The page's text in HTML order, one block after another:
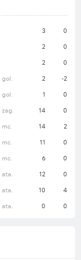
3 0
2 0
2 0
gol. 2 -2
gol. 1 0
zag. 14 0
mc. 14 2
mc. 11 0
mc. 6 0
ata. 12 0
ata. 10 4
ata. 0 0